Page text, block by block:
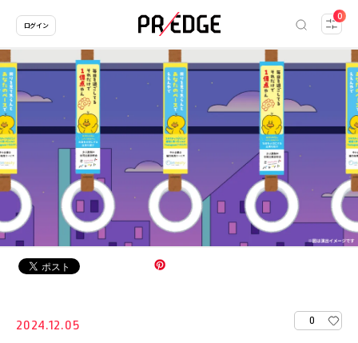
0
ログイン
2024.12.05 0